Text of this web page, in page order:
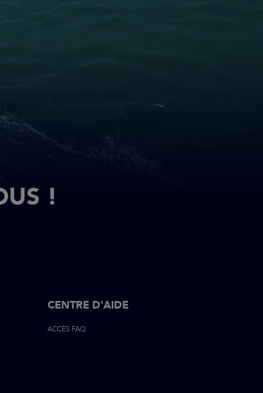
!
CENTRE D'AIDE
ACCÈS FAQ